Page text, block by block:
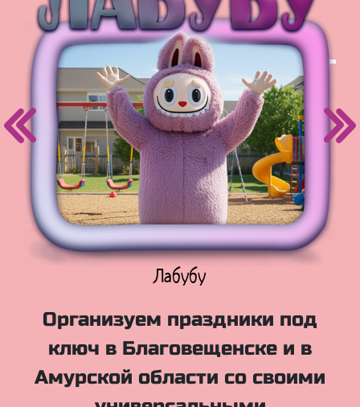
Куклы Лол
Организуем праздники под
ключ в Благовещенске и в
Амурской области со своими